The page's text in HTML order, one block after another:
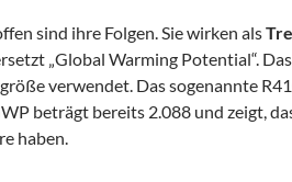
sind ihre Folgen. Sie wirken als
„Global Warming Potential“.
verwendet. Das sogenannte
beträgt bereits 2.088 und zeigt,
haben.